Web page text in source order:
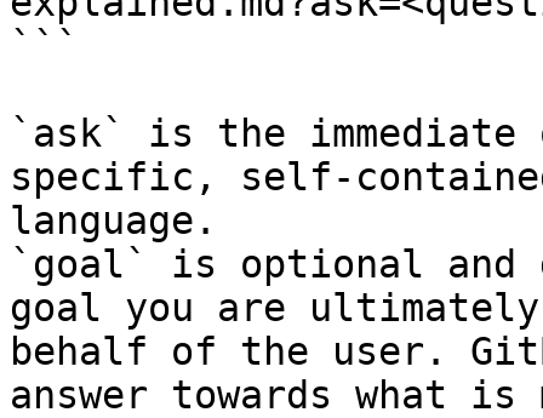
```
`ask` is the
specific, self-
language.
`goal` is optional and
goal you are
behalf of the user.
answer towards what